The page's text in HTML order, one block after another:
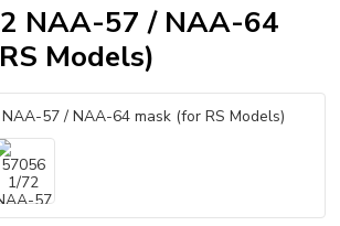
NAA-57 / NAA-64
Models)